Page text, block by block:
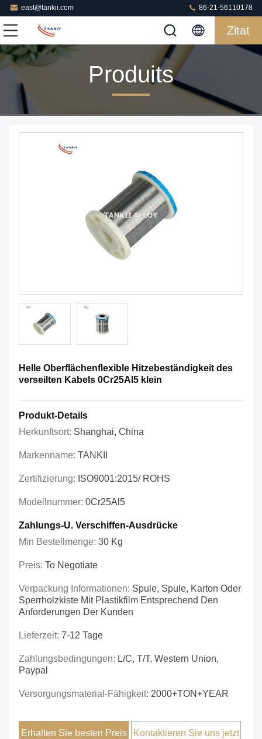
east@tankii.com 86-21-56110178
Zitat
Produits
Helle Oberflächenflexible Hitzebeständigkeit des
verseilten Kabels 0Cr25Al5 klein
Produkt-Details
Herkunftsort: Shanghai, China
Markenname: TANKII
Zertifizierung: ISO9001:2015/ ROHS
Modellnummer: 0Cr25Al5
Zahlungs-U. Verschiffen-Ausdrücke
Min Bestellmenge: 30 Kg
Preis: To Negotiate
Verpackung Informationen: Spule, Spule, Karton Oder
Sperrholzkiste Mit Plastikfilm Entsprechend Den
Anforderungen Der Kunden
Lieferzeit: 7-12 Tage
Zahlungsbedingungen: L/C, T/T, Western Union,
Paypal
Versorgungsmaterial-Fähigkeit: 2000+TON+YEAR
Erhalten Sie besten Preis Kontaktieren Sie uns jetzt